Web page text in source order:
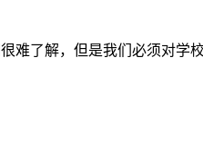
了解，但是我们必须对学